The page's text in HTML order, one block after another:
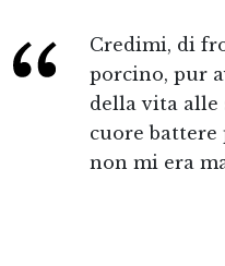
Credimi, di
porcino, pur
della vita alle
cuore battere
non mi era